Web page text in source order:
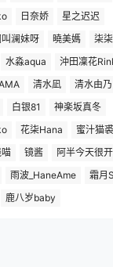
日奈娇
星之迟迟
澜妹呀
曉美媽
柒
水淼aqua
沖田凜花
清水凪 清水由乃
白银81
神楽坂真冬
花柒Hana 蜜汁猫裘
镜酱
阿半今天很
雨波_HaneAme
霜月
鹿八岁baby